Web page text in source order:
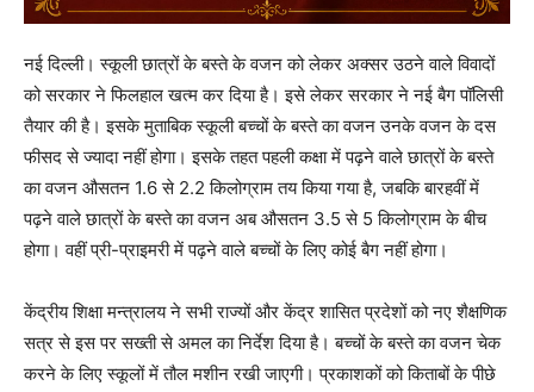
नई दिल्ली। स्कूली छात्रों के बस्ते के वजन को लेकर अक्सर उठने वाले विवादों
को सरकार ने फिलहाल खत्म कर दिया है। इसे लेकर सरकार ने नई बैग पॉलिसी
तैयार की है। इसके मुताबिक स्कूली बच्चों के बस्ते का वजन उनके वजन के दस
फीसद से ज्यादा नहीं होगा। इसके तहत पहली कक्षा में पढ़ने वाले छात्रों के बस्ते
का वजन औसतन 1.6 से 2.2 किलोग्राम तय किया गया है, जबकि बारहवीं में
पढ़ने वाले छात्रों के बस्ते का वजन अब औसतन 3.5 से 5 किलोग्राम के बीच
होगा। वहीं प्री-प्राइमरी में पढ़ने वाले बच्चों के लिए कोई बैग नहीं होगा।
केंद्रीय शिक्षा मन्त्रालय ने सभी राज्यों और केंद्र शासित प्रदेशों को नए शैक्षणिक
सत्र से इस पर सख्ती से अमल का निर्देश दिया है। बच्चों के बस्ते का वजन चेक
करने के लिए स्कूलों में तौल मशीन रखी जाएगी। प्रकाशकों को किताबों के पीछे